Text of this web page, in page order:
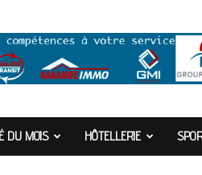
DU MOIS HÔTELLERIE